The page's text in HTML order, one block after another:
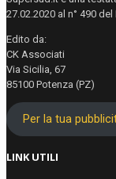
27.02.2020 al n° 490
Edito da:
CK Associati
Via Sicilia, 67
85100 Potenza (PZ)
Per la tua
LINK UTILI